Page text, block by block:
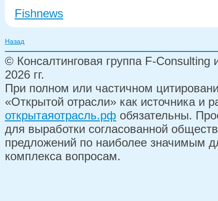
Fishnews
Назад
© Консалтинговая группа F-
2026 гг.
При полном или частичном
«Открытой отрасли» как источника и
открытаяотрасль.рф обязательны.
для выработки согласованной
предложений по наиболее значимым
комплекса вопросам.